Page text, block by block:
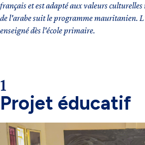
français et est adapté aux valeurs
de l'arabe suit le programme mauritanien.
enseigné dès l'école primaire.
1
Projet éducatif